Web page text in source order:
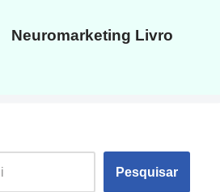
Neuromarketing Livro
Pesquisar